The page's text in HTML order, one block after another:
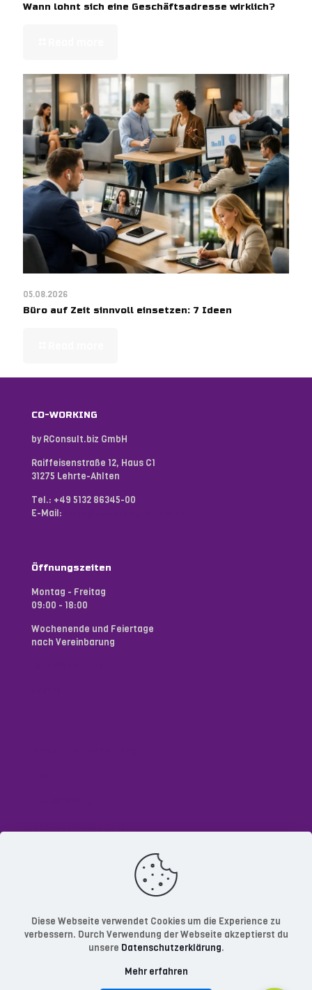
Wann lohnt sich eine Geschäftsadresse wirklich?
05.08.2026
Büro auf Zeit sinnvoll einsetzen: 7 Ideen
CO-WORKING
by RConsult.biz GmbH
Raiffeisenstraße 12, Haus C1
31275 Lehrte-Ahlten
Tel.: +49 5132 86345-00
E-Mail:
Öffnungszeiten
Montag - Freitag
09:00 - 18:00
Wochenende und Feiertage
nach Vereinbarung
© 2023 RConsult.biz GmbH
Diese Webseite verwendet Cookies um die Experience zu
verbessern. Durch Verwendung der Webseite akzeptierst du
unsere Datenschutzerklärung.
Mehr erfahren